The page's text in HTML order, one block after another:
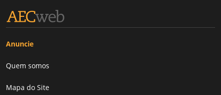
Anuncie
Quem somos
Mapa do Site